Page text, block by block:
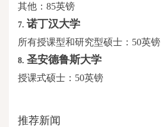
其他： 85英镑
7. 诺丁汉大学
所有授课型和研究型硕士： 50英镑
8. 圣安德鲁斯大学
授课式硕士： 50英镑
推荐新闻